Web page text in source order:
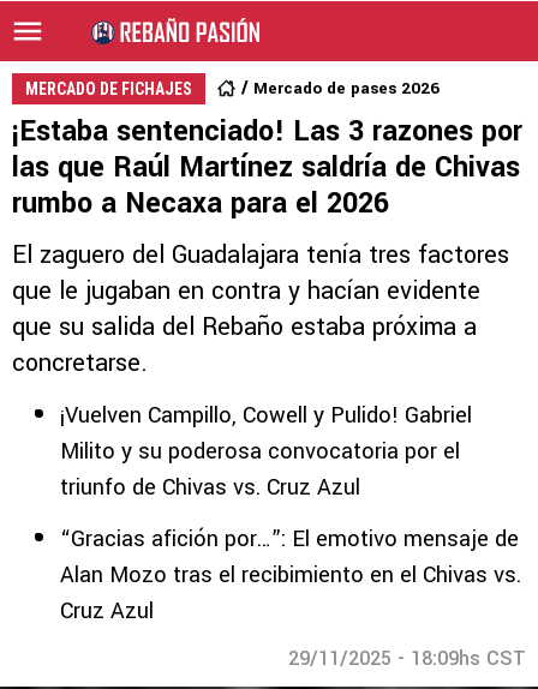
MERCADO DE FICHAJES Mercado de pases 2026
¡Estaba sentenciado! Las 3 razones por
las que Raúl Martínez saldría de Chivas
rumbo a Necaxa para el 2026
El zaguero del Guadalajara tenía tres factores
que le jugaban en contra y hacían evidente
que su salida del Rebaño estaba próxima a
concretarse.
¡Vuelven Campillo, Cowell y Pulido! Gabriel
Milito y su poderosa convocatoria por el
triunfo de Chivas vs. Cruz Azul
“Gracias afición por…”: El emotivo mensaje de
Alan Mozo tras el recibimiento en el Chivas vs.
Cruz Azul
29/11/2025 - 18:09hs CST